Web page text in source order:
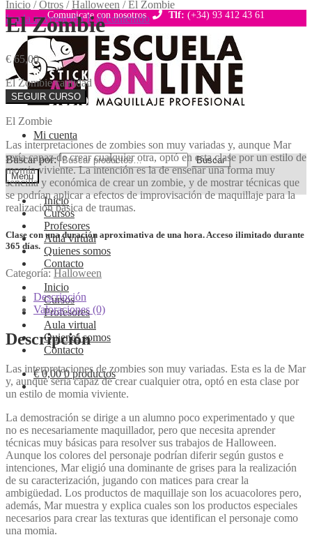
Comunicate con nosotros Tlf: (+34) 93 412 43 61
Ir a la navegación Ir al contenido
Mi cuenta
Buscar por:
Buscar
Menú
Inicio
Cursos
Profesores
Aula virtual
Quienes somos
Contacto
Inicio
Cursos
Profesores
Aula virtual
Quienes somos
Contacto
€0,00 0 productos
Inicio /Otros /Halloween /El Zombie
El Zombie
€65,00
El Zombie cantidad
SEGUIR CURSO
El Zombie
Las interpretaciones de zombies son muy variadas y, aunque Mar
sería capaz de crear cualquier otra, optó en esta clase por un estilo de
momia viviente. La intención es la de enseñar una forma muy
sencilla y económica de crear un zombie, y de mostrar técnicas que
se podrían aplicar a efectos de improvisación de maquillaje para la
realización básica de traumas.
Clase con una duración aproximativa de una hora. Acceso ilimitado durante
365 días.
Categoría: Halloween
Descripción
Valoraciones (0)
Descripción
Las interpretaciones de zombies son muy variadas. Esta es la de Mar
y, aunque sería capaz de crear cualquier otra, optó en esta clase por
un estilo de momia viviente.
La demostración se dirige a un alumno poco experimentado y que
no es necesariamente maquillador, pero que necesita aprender
técnicas muy básicas para resolver sus trabajos de Halloween.
Aunque los colores del personaje podrían diferir según gustos e
intenciones, Mar eligió una dominante de grises para la realización
de su caracterización, jugando con matices para crear la
ambigüedad. Los productos de maquillaje son los acuacolores pero,
además, Mar muestra y explica cuales son los productos especiales
necesarios para crear las texturas que identifican el personaje como
una momia.